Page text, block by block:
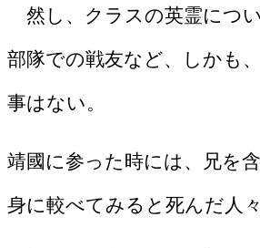
然し、クラスの英霊につ
部隊での戦友など、しかも
事はない。
靖國に参った時には、兄を
身に較べてみると死んだ人